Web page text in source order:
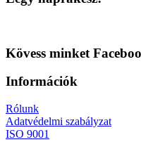
Kövess minket
Információk
Rólunk
Adatvédelmi szabályzat
ISO 9001